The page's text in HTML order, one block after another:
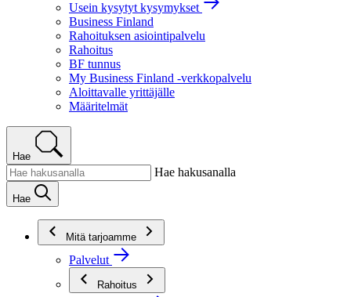
Usein kysytyt kysymykset
Business Finland
Rahoituksen asiointipalvelu
Rahoitus
BF tunnus
My Business Finland -verkkopalvelu
Aloittavalle yrittäjälle
Määritelmät
Hae
Hae hakusanalla
Hae
Mitä tarjoamme
Palvelut
Rahoitus